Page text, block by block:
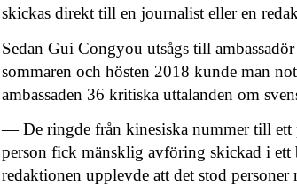
skickas direkt till en journalist eller en
Sedan Gui Congyou utsågs till
sommaren och hösten 2018 kunde man
ambassaden 36 kritiska uttalanden om
—De ringde från kinesiska nummer till
person fick mänsklig avföring skickad i
redaktionen upplevde att det stod